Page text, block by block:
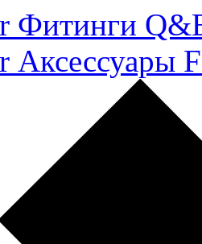
Фитинги
Аксессуары